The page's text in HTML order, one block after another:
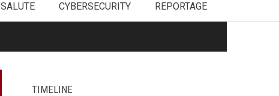
SALUTE CYBERSECURITY REPORTAGE
TIMELINE